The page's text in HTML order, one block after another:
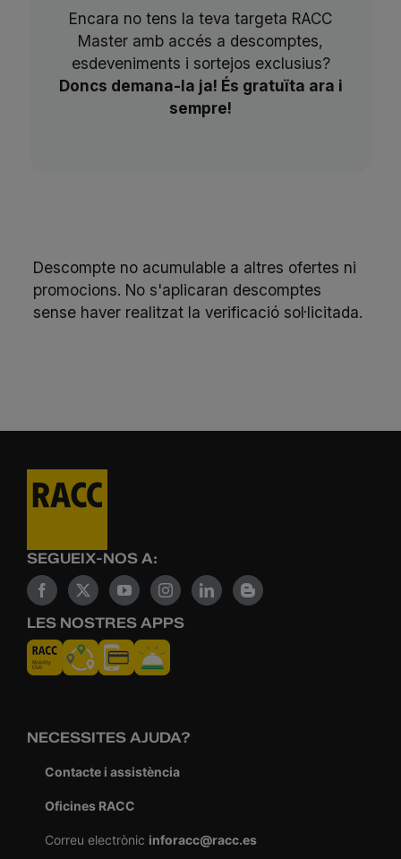
Encara no tens la teva targeta RACC
Master amb accés a descomptes,
esdeveniments i sortejos exclusius?
Doncs demana-la ja! És gratuïta ara i
sempre!
Descompte no acumulable a altres ofertes ni
promocions. No s'aplicaran descomptes
sense haver realitzat la verificació sol·licitada.
SEGUEIX-NOS A:
LES NOSTRES APPS
NECESSITES AJUDA?
Contacte i assistència
Oficines RACC
Correu electrònic inforacc@racc.es